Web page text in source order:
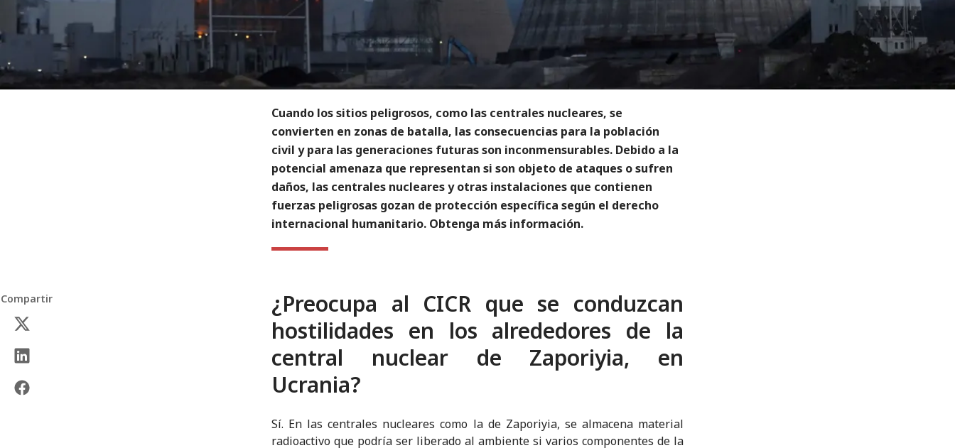
Cuando los sitios peligrosos, como las centrales nucleares, se
convierten en zonas de batalla, las consecuencias para la población
civil y para las generaciones futuras son inconmensurables. Debido a la
potencial amenaza que representan si son objeto de ataques o sufren
daños, las centrales nucleares y otras instalaciones que contienen
fuerzas peligrosas gozan de protección específica según el derecho
internacional humanitario. Obtenga más información.
Compartir
¿Preocupa al CICR que se conduzcan
hostilidades en los alrededores de la
central nuclear de Zaporiyia, en
Ucrania?
Sí. En las centrales nucleares como la de Zaporiyia, se almacena material
radioactivo que podría ser liberado al ambiente si varios componentes de la